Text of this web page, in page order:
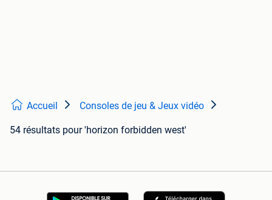
Accueil Consoles de jeu & Jeux vidéo
54 résultats pour 'horizon forbidden west'